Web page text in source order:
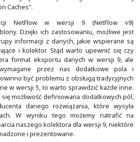
i wyjściowy (SNMP ifIndex),
Addressw nagłówku
Services Code Point)
w nagłówku IPv4,
nagłówku IPv4,
Portw nagłówku
dla protokołu TCP,
następnego przeskoku,
pakietów,
bajtów,
i zakończenie).